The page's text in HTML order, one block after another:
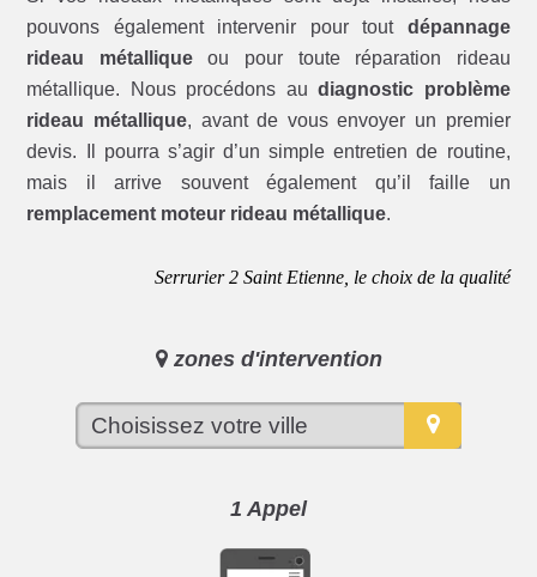
pouvons également intervenir pour tout dépannage
rideau métalliqueou pour toute réparation rideau
métallique. Nous procédons audiagnostic problème
rideau métallique, avant de vous envoyer un premier
devis. Il pourra s’agir d’un simple entretien de routine,
mais il arrive souvent également qu’il faille un
remplacement moteur rideau métallique.
Serrurier 2 Saint Etienne, le choix de la qualité
zones d'intervention
1 Appel